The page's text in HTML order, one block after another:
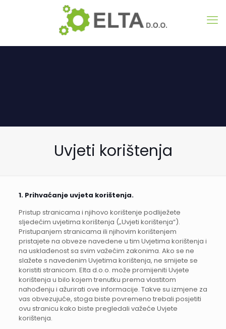
Uvjeti korištenja
1. Prihvaćanje uvjeta korištenja.
Pristup stranicama i njihovo korištenje podliježete
sljedećim uvjetima korištenja („Uvjeti korištenja“).
Pristupanjem stranicama ili njihovim korištenjem
pristajete na obveze navedene u tim Uvjetima korištenja i
na usklađenost sa svim važećim zakonima. Ako se ne
slažete s navedenim Uvjetima korištenja, ne smijete se
koristiti stranicom. Elta d.o.o. može promijeniti Uvjete
korištenja u bilo kojem trenutku prema vlastitom
nahođenju i ažurirati ove informacije. Takve su izmjene za
vas obvezujuće, stoga biste povremeno trebali posjetiti
ovu stranicu kako biste pregledali važeće Uvjete
korištenja.